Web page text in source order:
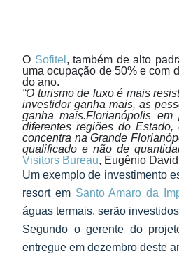
O Sofitel , também de alto
uma ocupação de 50% e com
do ano.
“O turismo de luxo é mais
investidor ganha mais, as
ganha mais.Florianópolis
diferentes regiões do
concentra na Grande
qualificado e não de
Visitors Bureau, Eugênio
Um exemplo de investimento
resort em Santo Amaro da
águas termais, serão
Segundo o gerente do
entregue em dezembro deste